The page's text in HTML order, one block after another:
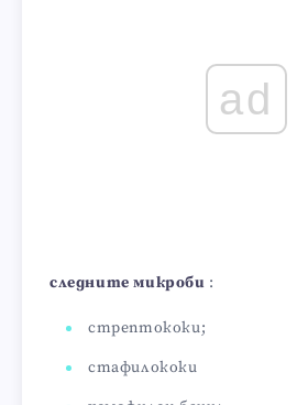
ad
следните микроби :
стрептококи;
стафилококи